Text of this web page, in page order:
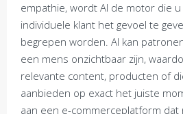
empathie, wordt AI de motor die
individuele klant het gevoel te
begrepen worden. AI kan
een mens onzichtbaar zijn,
relevante content, producten of
aanbieden op exact het juiste
aan een e-commerceplatform